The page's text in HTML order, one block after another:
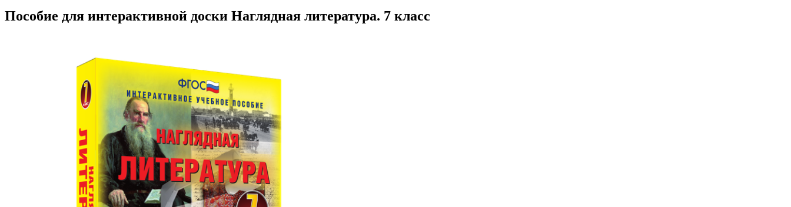
Пособие для интерактивной доски Наглядная литература. 7 класс